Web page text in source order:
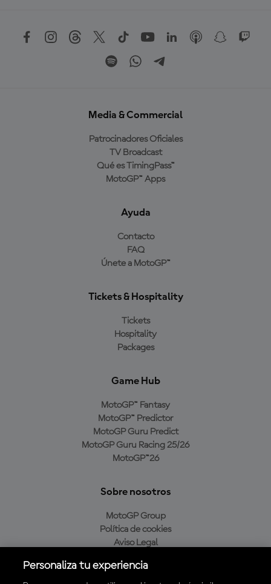
Media & Commercial
Patrocinadores Oficiales
TV Broadcast
Qué es TimingPass™
MotoGP™ Apps
Ayuda
Contacto
FAQ
Únete a MotoGP™
Tickets & Hospitality
Tickets
Hospitality
Packages
Game Hub
MotoGP™ Fantasy
MotoGP™ Predictor
MotoGP Guru Predict
MotoGP Guru Racing 25/26
MotoGP™26
Sobre nosotros
MotoGP Group
Política de cookies
Aviso Legal
Política de compra
Personaliza tu experiencia